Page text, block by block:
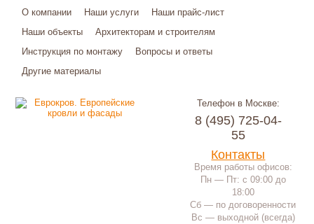
О компании Наши услуги
Наши прайс-лист
Наши объекты
Архитекторам и строителям
Инструкция по монтажу
Вопросы и ответы
Другие материалы
Телефон в Москве:
8 (495) 725-04-
55
Контакты
Время работы офисов:
Пн — Пт: с 09:00 до
18:00
Сб — по договоренности
Вс — выходной (всегда)